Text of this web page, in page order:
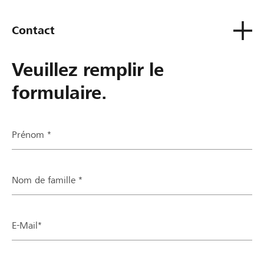
Contact
Veuillez remplir le
formulaire.
Prénom *
Nom de famille *
E-Mail*